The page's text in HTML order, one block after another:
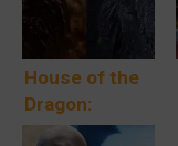
House of the
Dragon:
Vermithor vs.